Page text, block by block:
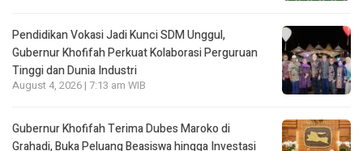
Pendidikan Vokasi Jadi Kunci SDM Unggul,
Gubernur Khofifah Perkuat Kolaborasi Perguruan
Tinggi dan Dunia Industri
August 4, 2026 | 7:13 am WIB
Gubernur Khofifah Terima Dubes Maroko di
Grahadi, Buka Peluang Beasiswa hingga Investasi